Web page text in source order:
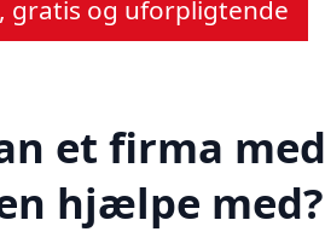
gratis og uforpligtende
et firma
hjælpe med?